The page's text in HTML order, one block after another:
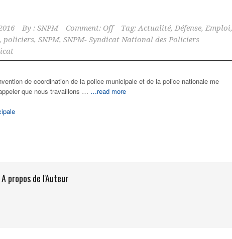
By : SNPM Comment: Off Tag: Actualité, Défense, Emploi,
, policiers, SNPM, SNPM- Syndicat National des Policiers
de coordination de la police municipale et de la police nationale me
que nous travaillons … …read more
A propos de l'Auteur